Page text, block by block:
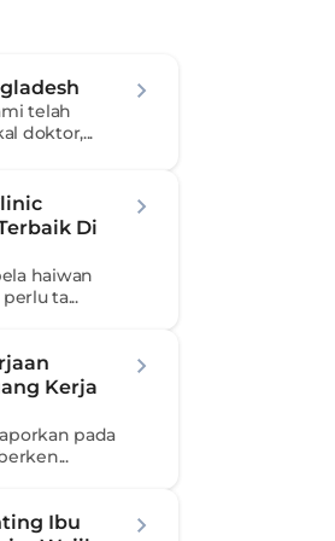
telah
doktor,...
Di
haiwan
ta...
Kerja
pada
Ibu